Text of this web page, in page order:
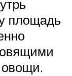
площадь